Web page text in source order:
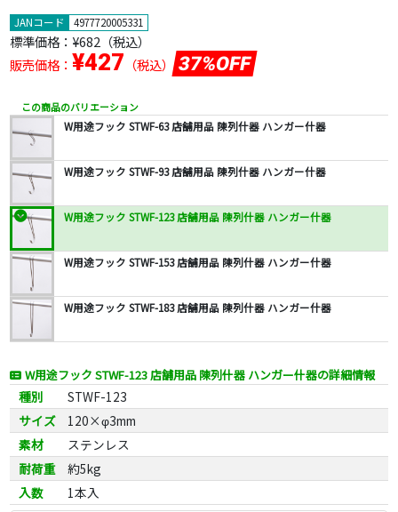
JANコード 4977720005331
標準価格： ¥682（税込）
販売価格： ¥427 （税込） 37%OFF
この商品のバリエーション
W用途フック STWF-63 店舗用品 陳列什器 ハンガー什器
W用途フック STWF-93 店舗用品 陳列什器 ハンガー什器
W用途フック STWF-123 店舗用品 陳列什器 ハンガー什器
W用途フック STWF-153 店舗用品 陳列什器 ハンガー什器
W用途フック STWF-183 店舗用品 陳列什器 ハンガー什器
W用途フック STWF-123 店舗用品 陳列什器 ハンガー什器の詳細情報
種別
STWF-123
サイズ
120×φ3mm
素材
ステンレス
耐荷重
約5kg
入数
1本入